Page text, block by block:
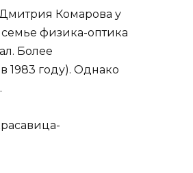
Комарова у
физика-оптика
Более
1983 году). Однако